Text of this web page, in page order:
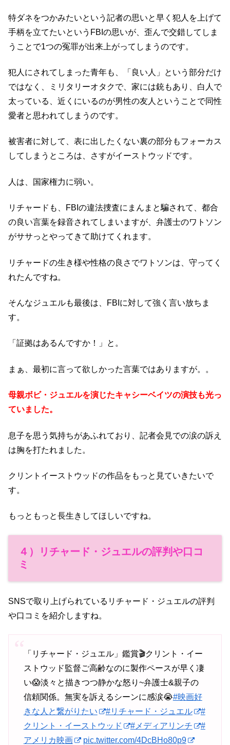
特ダネをつかみたいという記者の思いと早く犯人を上げて
手柄を立てたいというFBIの思いが、歪んで交錯してしま
うことで1つの冤罪が出来上がってしまうのです。
犯人にされてしまった青年も、「良い人」という部分だけ
ではなく、ミリタリーオタクで、家には銃もあり、白人で
太っている、近くにいるのが男性の友人ということで同性
愛者と思われてしまうのです。
被害者に対して、表に出したくない裏の部分もフォーカス
してしまうところは、さすがイーストウッドです。
人は、国家権力に弱い。
リチャードも、FBIの違法捜査にまんまと騙されて、都合
の良い言葉を録音されてしまいますが、弁護士のワトソン
がササっとやってきて助けてくれます。
リチャードの生き様や性格の良さでワトソンは、守ってく
れたんですね。
そんなジュエルも最後は、FBIに対して強く言い放ちま
す。
「証拠はあるんですか！」と。
まぁ、最初に言って欲しかった言葉ではありますが。。
母親ボビ・ジュエルを演じたキャシーベイツの演技も光っ
ていました。
息子を思う気持ちがあふれており、記者会見での涙の訴え
は胸を打たれました。
クリントイーストウッドの作品をもっと見ていきたいで
す。
もっともっと長生きしてほしいですね。
４）リチャード・ジュエルの評判や口コ
ミ
SNSで取り上げられているリチャード・ジュエルの評判
や口コミを紹介しますね。
「リチャード・ジュエル」鑑賞🎬️クリント・イー
ストウッド監督ご高齢なのに製作ペースが早く凄
い😱淡々と描きつつ静かな怒り~弁護士&親子の
信頼関係。無実を訴えるシーンに感涙😭#映画好
きな人と繋がりたい
#リチャード・ジュエル
#
クリント・イーストウッド
#メディアリンチ
#
アメリカ映画
pic.twitter.com/4DcBHo80p9